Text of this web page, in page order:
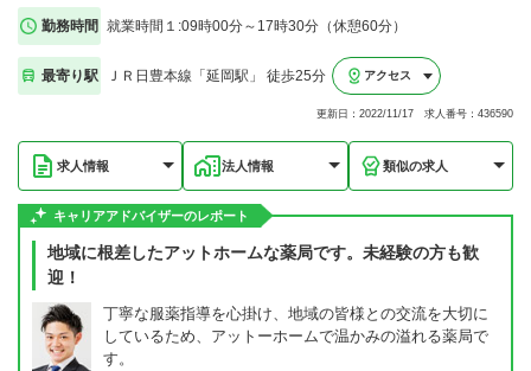
勤務時間 就業時間１:09時00分～17時30分（休憩60分）
最寄り駅 ＪＲ日豊本線「延岡駅」 徒歩25分 アクセス
更新日：2022/11/17 求人番号：436590
求人情報 法人情報 類似の求人
キャリアアドバイザーのレポート
地域に根差したアットホームな薬局です。未経験の方も歓
迎！
丁寧な服薬指導を心掛け、地域の皆様との交流を大切に
しているため、アットーホームで温かみの溢れる薬局で
す。